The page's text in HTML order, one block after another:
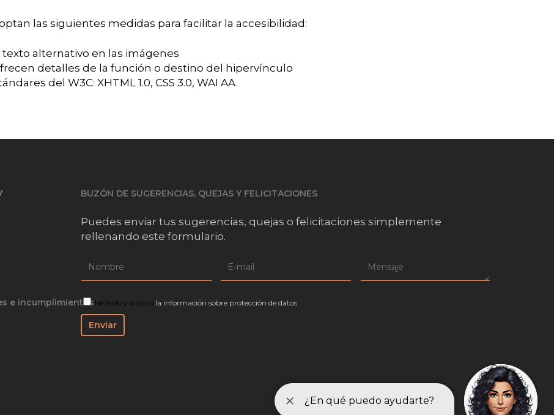
las siguientes medidas para facilitar la accesibilidad:
alternativo en las imágenes
detalles de la función o destino del hipervínculo
del W3C: XHTML 1.0, CSS 3.0, WAI AA.
e incumplimientos
BUZÓN DE SUGERENCIAS, QUEJAS Y FELICITACIONES
Puedes enviar tus sugerencias, quejas o felicitaciones simplemente
rellenando este formulario.
He leído y acepto la información sobre protección de datos